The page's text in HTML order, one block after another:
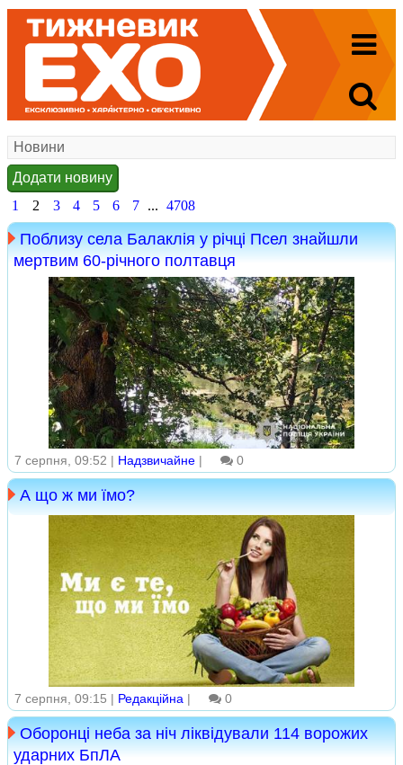
Новини
Додати новину
1
2 3 4 5 6 7 ... 4708
Поблизу села Балаклія у річці Псел знайшли
мертвим 60-річного полтавця
7 серпня, 09:52 | Надзвичайне | 0
А що ж ми їмо?
7 серпня, 09:15 | Редакційна | 0
Оборонці неба за ніч ліквідували 114 ворожих
ударних БпЛА